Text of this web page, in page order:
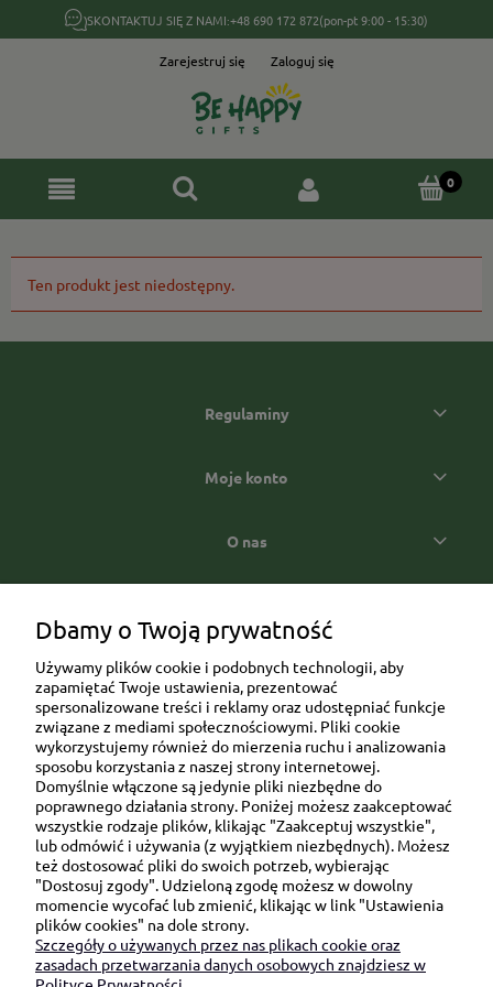
SKONTAKTUJ SIĘ Z NAMI:+48 690 172 872(pon-pt 9:00 - 15:30)
Zarejestruj się Zaloguj się
Ten produkt jest niedostępny.
Regulaminy
Moje konto
O nas
Ul. Brukowa 6/8 lok. 57/58
91-341 Łódź
NIP: 6751510615
SKONTAKTUJ SIĘ Z NAMI:
sklep@be-happygifts.com
+48 690 172 872
Dbamy o Twoją prywatność
Używamy plików cookie i podobnych technologii, aby
zapamiętać Twoje ustawienia, prezentować
spersonalizowane treści i reklamy oraz udostępniać funkcje
związane z mediami społecznościowymi. Pliki cookie
wykorzystujemy również do mierzenia ruchu i analizowania
sposobu korzystania z naszej strony internetowej.
Domyślnie włączone są jedynie pliki niezbędne do
poprawnego działania strony. Poniżej możesz zaakceptować
wszystkie rodzaje plików, klikając "Zaakceptuj wszystkie",
lub odmówić i używania (z wyjątkiem niezbędnych). Możesz
też dostosować pliki do swoich potrzeb, wybierając
"Dostosuj zgody". Udzieloną zgodę możesz w dowolny
momencie wycofać lub zmienić, klikając w link "Ustawienia
plików cookies" na dole strony.
Szczegóły o używanych przez nas plikach cookie oraz
zasadach przetwarzania danych osobowych znajdziesz w